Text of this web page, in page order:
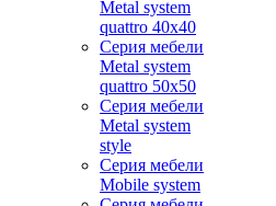
Metal system
quattro 40x40
Серия мебели
Metal system
quattro 50x50
Серия мебели
Metal system
style
Серия мебели
Mobile system